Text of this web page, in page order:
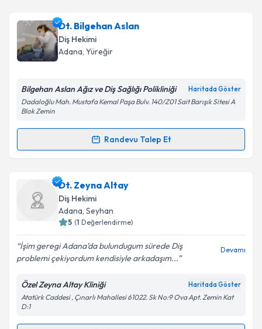
Takvim Talebini Gönder
Dt. Erol Sayiçin randevu takvimi talebi oluşturun. Size
bu uzmandan randevu almanız için bir takvim
hazırlandığında e-posta ile bilgilendireceğiz.
Kişisel verilerimin işlenmesine ilişkinAydınlatma
'ni okudum ve kişisel verilerimin belirtilen
kapsamda işlenmesini kabul ediyorum.
Takvim Talebini Gönder
Dt. Bilgehan Aslan
Diş Hekimi
Adana, Yüreğir
Bilgehan Aslan Ağız ve Diş Sağlığı Polikliniği Haritada Göster
Dadaloğlu Mah. Mustafa Kemal Paşa Bulv. 140/Z01 Sait Barışık Sitesi A
Blok Zemin
Randevu Talep Et
Randevu Takvimi Talebi
Dt. Bilgehan Aslaniçin randevu takvimi talebi
oluşturun. Size bu uzmandan randevu almanız için bir
takvim hazırlandığında e-posta ile bilgilendireceğiz.
Kişisel verilerimin işlenmesine ilişkin
Aydınlatma
Metni'ni okudum ve kişisel verilerimin belirtilen
Dt. Zeyna Altay
Diş Hekimi
Adana, Seyhan
5 (1 Değerlendirme)
İşim geregi Adana’da bulundugum sürede Diş
problemi çekiyordum kendisiyle arkadaşım...
Devamı
Özel Zeyna Altay Kliniği Haritada Göster
Atatürk Caddesi , Çınarlı Mahallesi 61022. Sk No:9 Ova Apt. Zemin Kat
D:1